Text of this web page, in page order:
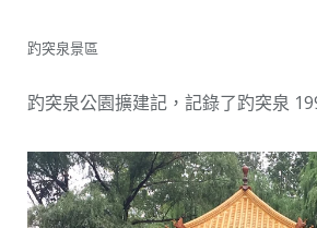
趵突泉景區
趵突泉公園擴建記，記錄了趵突泉